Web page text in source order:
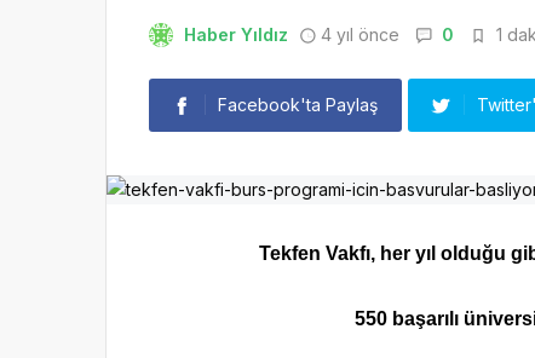
Haber Yıldız 4 yıl önce 0 1
Facebook'ta Paylaş
Tekfen Vakfı, her yıl olduğu
550 başarılı